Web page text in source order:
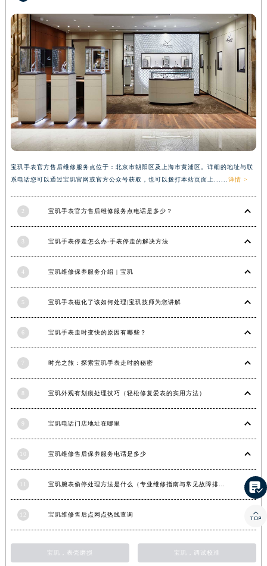
宝玑手表官方售后维修服务点位于：北京市朝阳区及上海市黄浦区。详细的地址与联
系电话您可以通过宝玑官网或官方公众号获取，也可以拨打本站页面上...... 详情 >
2 宝玑手表官方售后维修服务点电话是多少？
3 宝玑手表停走怎么办-手表停走的解决方法
4 宝玑维修保养服务介绍 | 宝玑
5 宝玑手表磁化了该如何处理|宝玑技师为您讲解
6 宝玑手表走时变快的原因有哪些？
7 时光之旅：探索宝玑手表走时的秘密
8 宝玑外观有划痕处理技巧（轻松修复爱表的实用方法）
9 宝玑电话门店地址在哪里
10 宝玑维修售后保养服务电话是多少
11
12 宝玑维修售后点网点热线查询
宝玑，表壳磨损 宝玑，调试校准

